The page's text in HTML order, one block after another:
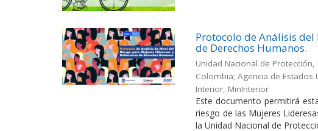
Protocolo de Análisis del
de Derechos Humanos.
Unidad Nacional de Protección,
Colombia;Agencia de Estados
Interior, MinInterior
Este documento permitirá
riesgo de las Mujeres
la Unidad Nacional de